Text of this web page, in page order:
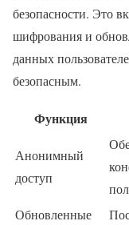
безопасности. Это
шифрования и
данных
безопасным.
Функция
Анонимный
доступ
Обновленные